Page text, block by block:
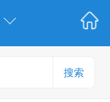
搜索